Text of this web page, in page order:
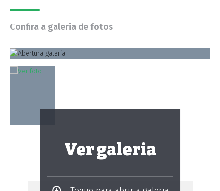
Confira a galeria de fotos
Ver galeria